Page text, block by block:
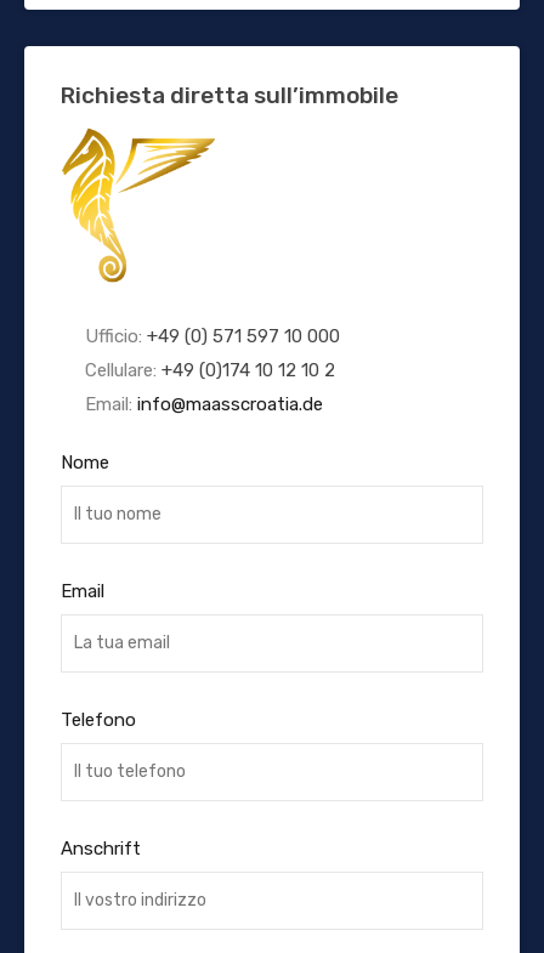
Richiesta diretta sull’immobile
Ufficio: +49 (0) 571 597 10 000
Cellulare: +49 (0)174 10 12 10 2
Email: info@maasscroatia.de
Nome
Email
Telefono
Anschrift